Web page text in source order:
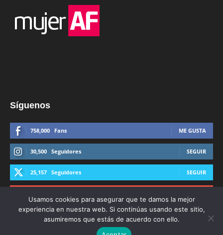
Síguenos
758,000 Fans ME GUSTA
30,500 Seguidores SEGUIR
25,157 Seguidores SEGUIR
Usamos cookies para asegurar que te damos la mejor
experiencia en nuestra web. Si continúas usando este sitio,
asumiremos que estás de acuerdo con ello.